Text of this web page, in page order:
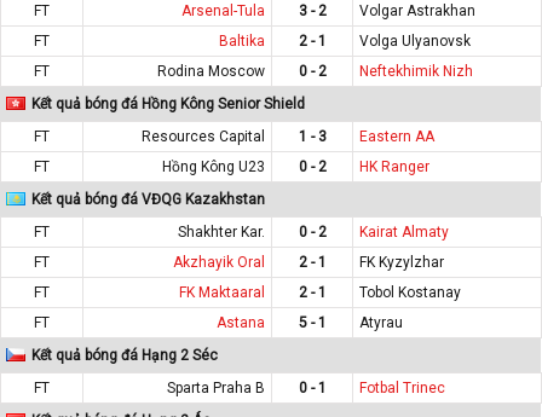
FT
Arsenal-Tula 3 - 2
Volgar Astrakhan
FT
Baltika 2 - 1
Volga Ulyanovsk
FT
Rodina Moscow 0 - 2
Neftekhimik Nizh
Kết quả bóng đá Hồng Kông Senior Shield
FT
Resources Capital 1 - 3
Eastern AA
FT
Hồng Kông U23 0 - 2
HK Ranger
Kết quả bóng đá VĐQG Kazakhstan
FT
Shakhter Kar. 0 - 2
Kairat Almaty
FT
Akzhayik Oral 2 - 1
FK Kyzylzhar
FT
FK Maktaaral 2 - 1
Tobol Kostanay
FT
Astana 5 - 1
Atyrau
Kết quả bóng đá Hạng 2 Séc
FT
Sparta Praha B 0 - 1
Fotbal Trinec